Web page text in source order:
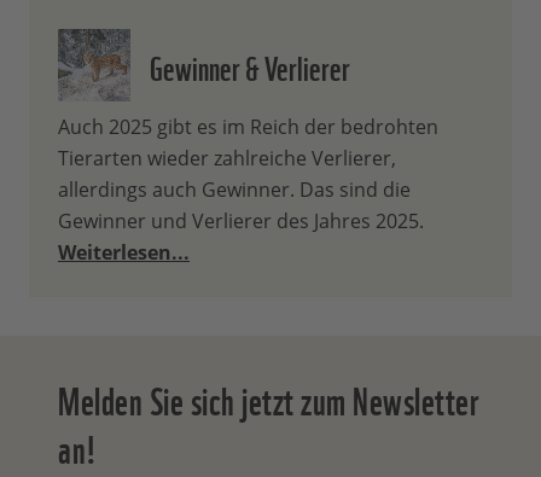
Gewinner & Verlierer
Auch 2025 gibt es im Reich der bedrohten
Tierarten wieder zahlreiche Verlierer,
allerdings auch Gewinner. Das sind die
Gewinner und Verlierer des Jahres 2025.
Weiterlesen...
Melden Sie sich jetzt zum Newsletter
an!